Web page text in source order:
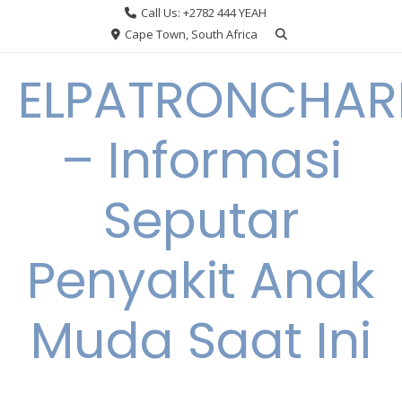
Call Us: +2782 444 YEAH
Cape Town, South Africa
– Informasi
Seputar
Penyakit Anak
Muda Saat Ini